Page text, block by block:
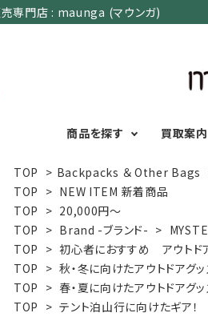
売専門店 : maunga (マウンガ)
商品を探す
カテゴリーで選
Men's Wear
Women's Wear
Kid's Wear
Wear Accessory
買取案内
TOP > Backpacks ＆ Other Bags
TOP > NEW ITEM 新着商品
TOP > 20,000円～
TOP > Brand -ブランド- >
TOP > 初心者におすすめ アウトド
TOP > 秋・冬に向けたアウトドアグ
TOP > 春・夏に向けたアウトドアグ
TOP > テント泊山行に向けたギア！